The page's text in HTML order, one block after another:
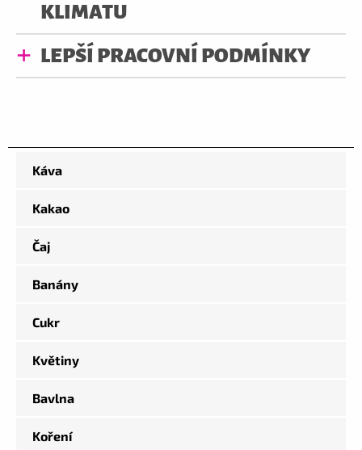
Káva
Kakao
Čaj
Banány
Cukr
Květiny
Bavlna
Koření
KLIMATU
LEPŠÍ PRACOVNÍ PODMÍNKY